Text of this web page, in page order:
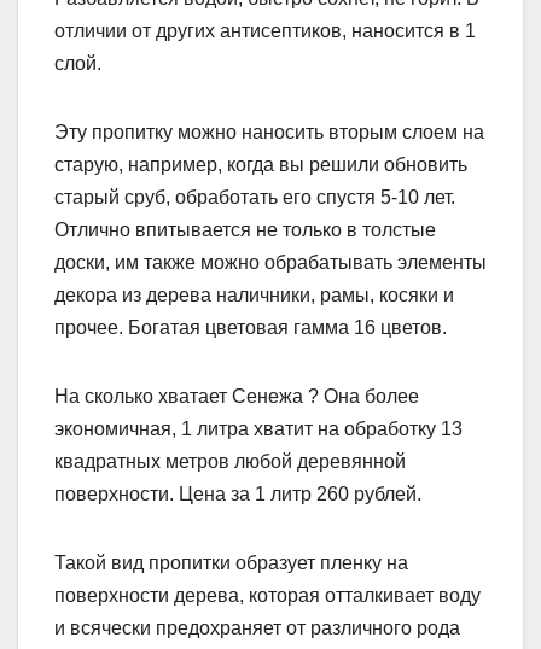
отличии от других антисептиков, наносится в 1
слой.
Эту пропитку можно наносить вторым слоем на
старую, например, когда вы решили обновить
старый сруб, обработать его спустя 5-10 лет.
Отлично впитывается не только в толстые
доски, им также можно обрабатывать элементы
декора из дерева наличники, рамы, косяки и
прочее. Богатая цветовая гамма 16 цветов.
На сколько хватает Сенежа ? Она более
экономичная, 1 литра хватит на обработку 13
квадратных метров любой деревянной
поверхности. Цена за 1 литр 260 рублей.
Такой вид пропитки образует пленку на
поверхности дерева, которая отталкивает воду
и всячески предохраняет от различного рода